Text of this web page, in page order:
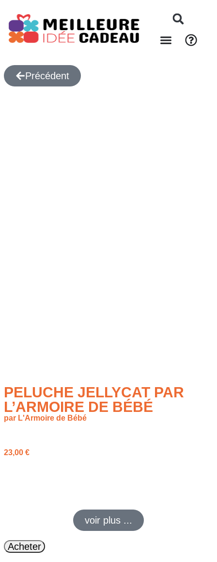
Précédent
PELUCHE JELLYCAT PAR
L’ARMOIRE DE BÉBÉ
par L'Armoire de Bébé
23,00 €
voir plus ...
Acheter